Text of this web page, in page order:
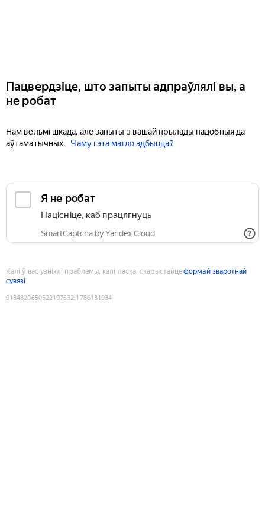
Пацвердзіце, што запыты адпраўлялі вы, а
не робат
Нам вельмі шкада, але запыты з вашай прылады падобныя да
аўтаматычных.
Чаму гэта магло адбыцца?
Я не робат
Націсніце, каб працягнуць
SmartCaptcha by Yandex Cloud
Калі ў вас узніклі праблемы, калі ласка, скарыстайцеформай зваротнай
сувязі
9184820650522197532:1786131934